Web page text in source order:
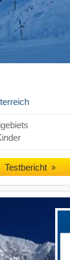
Testbericht